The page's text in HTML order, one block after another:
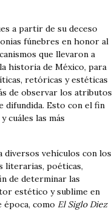
a partir de su deceso
fúnebres en honor al
que llevaron a
historia de México, para
retóricas y estéticas
de observar los atributos
difundida. Esto con el fin
cuáles las más
diversos vehículos con los
literarias, poéticas,
de determinar las
estético y sublime en
como El Siglo Diez